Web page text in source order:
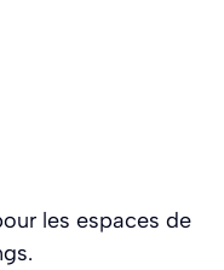
les espaces de